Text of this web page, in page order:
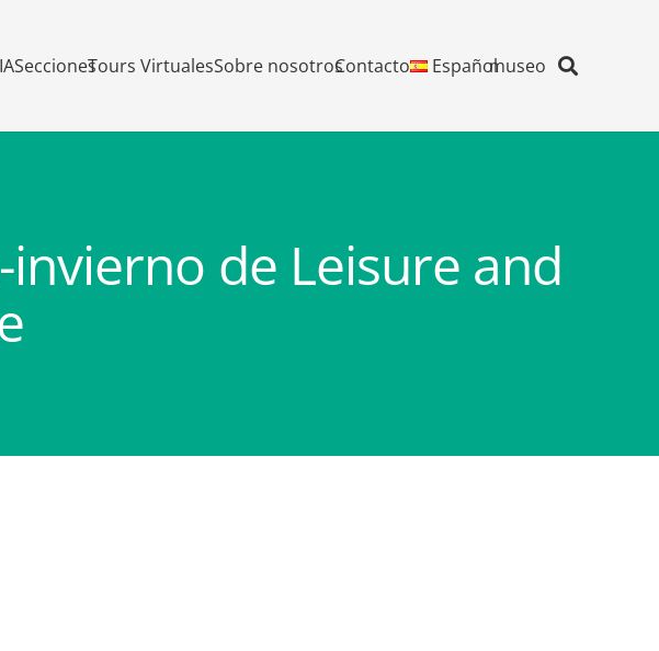
SeccionesTours VirtualesSobre nosotrosContacto Españolmuseo
de Leisure and